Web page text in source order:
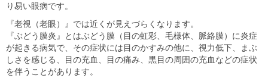
り易い眼病です。
『老視（老眼）』では近くが見えづらくなります。
『ぶどう膜炎』とはぶどう膜（目の虹彩、毛様体、脈絡膜）に炎症
が起きる病気で、その症状には目のかすみの他に、視力低下、まぶ
しさを感じる、目の充血、目の痛み、黒目の周囲の充血などの症状
を伴うことがあります。